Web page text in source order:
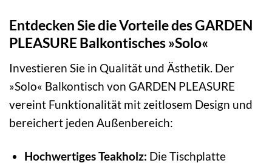
Entdecken Sie die Vorteile des GARDEN
PLEASURE Balkontisches »Solo«
Investieren Sie in Qualität und Ästhetik. Der
»Solo« Balkontisch von GARDEN PLEASURE
vereint Funktionalität mit zeitlosem Design und
bereichert jeden Außenbereich:
Hochwertiges Teakholz: Die Tischplatte